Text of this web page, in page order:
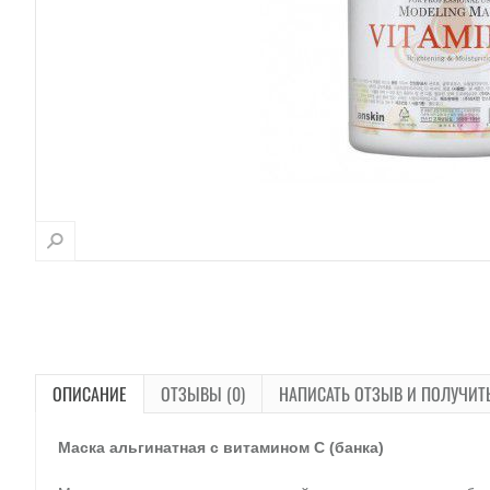
ОПИСАНИЕ ОТЗЫВЫ (0) НАПИСАТЬ ОТЗЫВ И
Маска альгинатная с витамином С (банка)